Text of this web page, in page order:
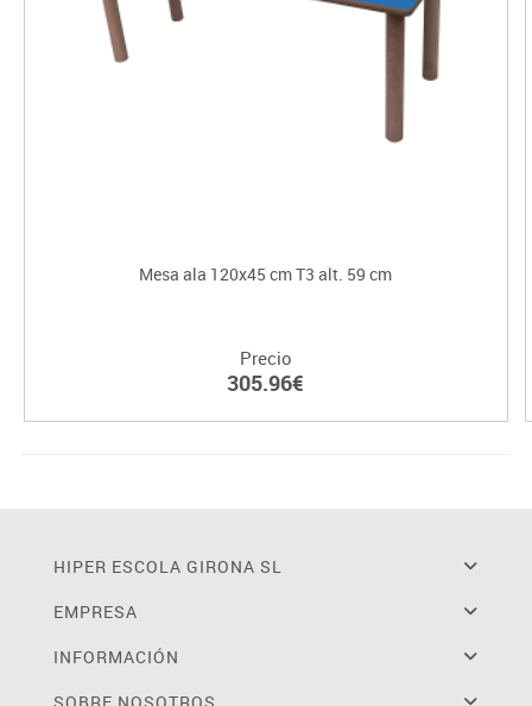
Mesa ala 120x45 cm T3 alt. 59 cm
Precio
305.96€
HIPER ESCOLA GIRONA SL
EMPRESA
INFORMACIÓN